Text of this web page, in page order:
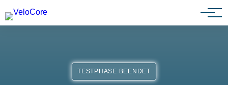
Partnerprogramm
TESTPHASE BEENDET